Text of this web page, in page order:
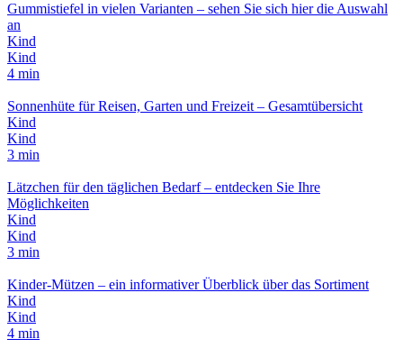
Gummistiefel in vielen Varianten – sehen Sie sich hier die Auswahl
an
Kind
Kind
4 min
Sonnenhüte für Reisen, Garten und Freizeit – Gesamtübersicht
Kind
Kind
3 min
Lätzchen für den täglichen Bedarf – entdecken Sie Ihre
Möglichkeiten
Kind
Kind
3 min
Kinder-Mützen – ein informativer Überblick über das Sortiment
Kind
Kind
4 min